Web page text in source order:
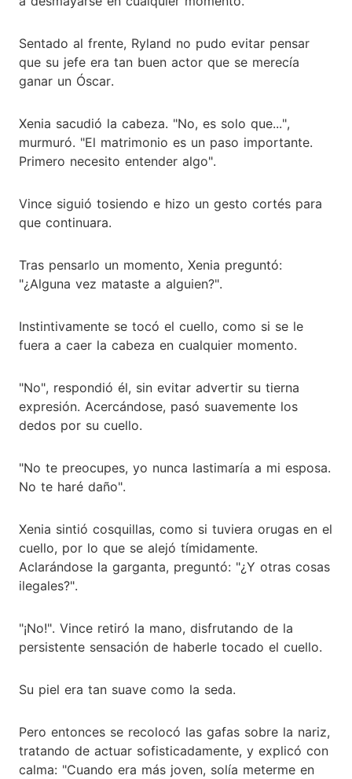
Sentado al frente, Ryland no pudo evitar pensar
que su jefe era tan buen actor que se merecía
ganar un Óscar.
Xenia sacudió la cabeza. "No, es solo que...",
murmuró. "El matrimonio es un paso importante.
Primero necesito entender algo".
Vince siguió tosiendo e hizo un gesto cortés para
que continuara.
Tras pensarlo un momento, Xenia preguntó:
"¿Alguna vez mataste a alguien?".
Instintivamente se tocó el cuello, como si se le
fuera a caer la cabeza en cualquier momento.
"No", respondió él, sin evitar advertir su tierna
expresión. Acercándose, pasó suavemente los
dedos por su cuello.
"No te preocupes, yo nunca lastimaría a mi esposa.
No te haré daño".
Xenia sintió cosquillas, como si tuviera orugas en el
cuello, por lo que se alejó tímidamente.
Aclarándose la garganta, preguntó: "¿Y otras cosas
ilegales?".
"¡No!". Vince retiró la mano, disfrutando de la
persistente sensación de haberle tocado el cuello.
Su piel era tan suave como la seda.
Pero entonces se recolocó las gafas sobre la nariz,
tratando de actuar sofisticadamente, y explicó con
calma: "Cuando era más joven, solía meterme en